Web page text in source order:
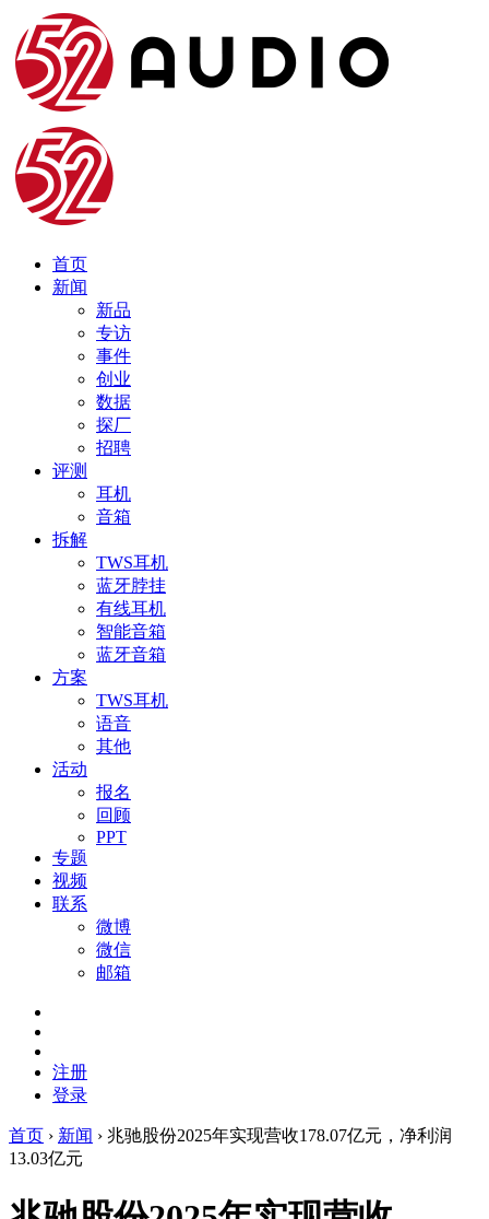
首页
新闻
新品
专访
事件
创业
数据
探厂
招聘
评测
耳机
音箱
拆解
TWS耳机
蓝牙脖挂
有线耳机
智能音箱
蓝牙音箱
方案
TWS耳机
语音
其他
活动
报名
回顾
PPT
专题
视频
联系
微博
微信
邮箱
注册
登录
首页 › 新闻 › 兆驰股份2025年实现营收178.07亿元，净利润
13.03亿元